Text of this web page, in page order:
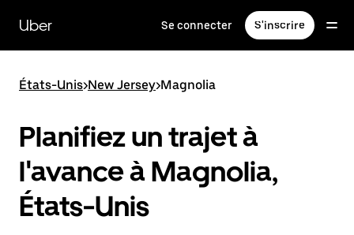
contenu
principal
Uber Se connecter S'inscrire
États-Unis>New Jersey>Magnolia
Planifiez un trajet à
l'avance à Magnolia,
États-Unis